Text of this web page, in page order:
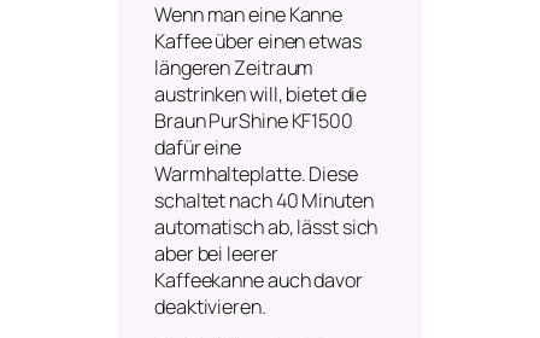
Wenn man eine Kanne
Kaffee über einen etwas
längeren Zeitraum
austrinken will, bietet die
Braun PurShine KF1500
dafür eine
Warmhalteplatte. Diese
schaltet nach 40 Minuten
automatisch ab, lässt sich
aber bei leerer
Kaffeekanne auch davor
deaktivieren.